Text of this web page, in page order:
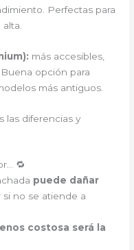
Perfectas para
más accesibles,
opción para
más antiguos.
las diferencias y
🔁
puede dañar
si no se atiende a
costosa será la